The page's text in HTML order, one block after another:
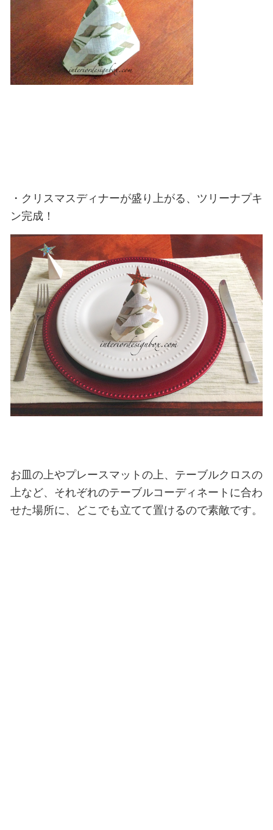
・クリスマスディナーが盛り上がる、ツリーナプキ
ン完成！
お皿の上やプレースマットの上、テーブルクロスの
上など、それぞれのテーブルコーディネートに合わ
せた場所に、どこでも立てて置けるので素敵です。